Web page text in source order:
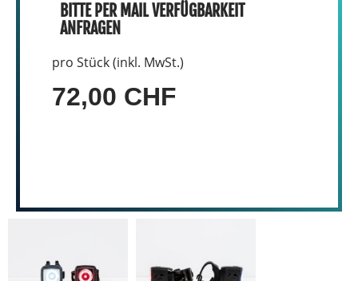
BITTE PER MAIL VERFÜGBARKEIT
ANFRAGEN
pro Stück (inkl. MwSt.)
72,00 CHF